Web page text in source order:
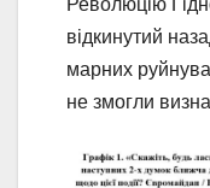
Революцію
відкинутий
марних
не змогли